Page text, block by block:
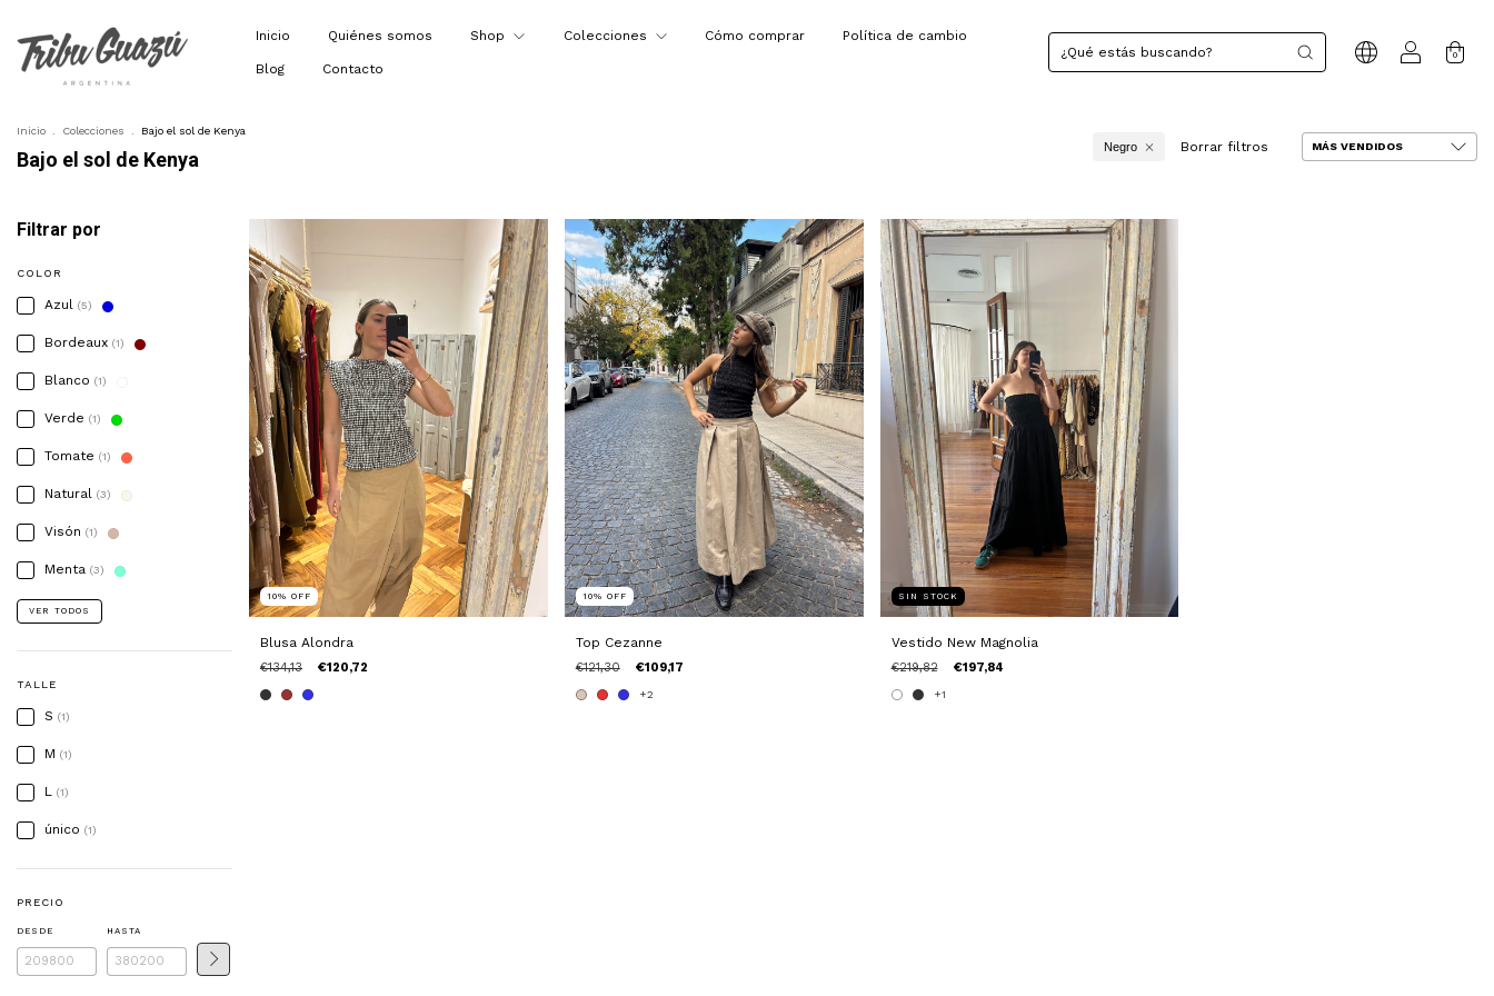
Inicio Quiénes somos Shop Colecciones Cómo comprar Política de cambio
Blog Contacto
0
Inicio Colecciones Bajo el sol de Kenya
Bajo el sol de Kenya
Negro Borrar filtros
Filtrar por
COLOR
Azul (5)
Bordeaux (1)
Blanco (1)
Verde (1)
Tomate (1)
Natural (3)
Visón (1)
Menta (3)
VER TODOS
TALLE
S (1)
M (1)
L (1)
único (1)
PRECIO
DESDE HASTA
10% OFF
Blusa Alondra
€134,13 €120,72
10% OFF
Top Cezanne
€121,30 €109,17
+2
SIN STOCK
Vestido New Magnolia
€219,82 €197,84
+1